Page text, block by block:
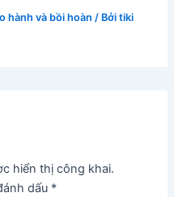
hành và bồi hoàn / Bởitiki
hiển thị công khai.
dấu *